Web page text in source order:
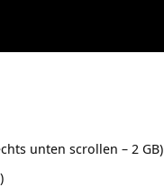
unten scrollen – 2 GB)